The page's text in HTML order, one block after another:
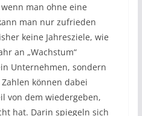
man ohne eine
man nur zufrieden
keine Jahresziele, wie
an „Wachstum“
Unternehmen, sondern
können dabei
von dem wiedergeben,
hat. Darin spiegeln sich